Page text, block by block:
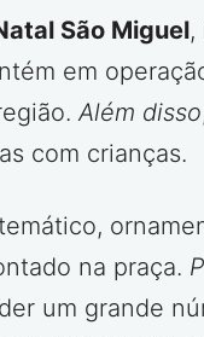
São Miguel,
em
Além disso
com crianças.
na praça.
um grande